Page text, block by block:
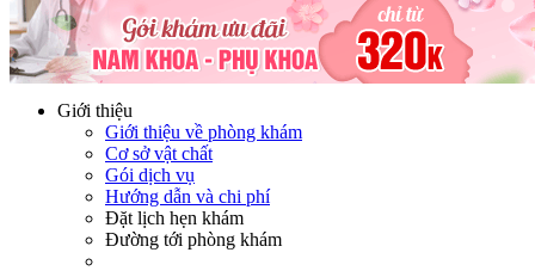
Hotline:0365116117Miễn phí tư vấn
Giới thiệu
Giới thiệu về phòng khám
Cơ sở vật chất
Gói dịch vụ
Hướng dẫn và chi phí
Đặt lịch hẹn khám
Đường tới phòng khám